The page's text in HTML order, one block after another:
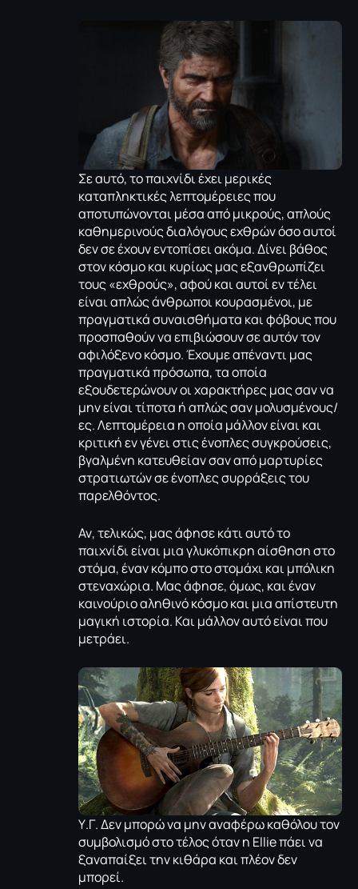
Σε αυτό, το παιχνίδι έχει μερικές
καταπληκτικές λεπτομέρειες που
αποτυπώνονται μέσα από μικρούς, απλούς
καθημερινούς διαλόγους εχθρών όσο αυτοί
δεν σε έχουν εντοπίσει ακόμα. Δίνει βάθος
στον κόσμο και κυρίως μας εξανθρωπίζει
τους «εχθρούς», αφού και αυτοί εν τέλει
είναι απλώς άνθρωποι κουρασμένοι, με
πραγματικά συναισθήματα και φόβους που
προσπαθούν να επιβιώσουν σε αυτόν τον
αφιλόξενο κόσμο. Έχουμε απέναντι μας
πραγματικά πρόσωπα, τα οποία
εξουδετερώνουν οι χαρακτήρες μας σαν να
μην είναι τίποτα ή απλώς σαν μολυσμένους/
ες. Λεπτομέρεια η οποία μάλλον είναι και
κριτική εν γένει στις ένοπλες συγκρούσεις,
βγαλμένη κατευθείαν σαν από μαρτυρίες
στρατιωτών σε ένοπλες συρράξεις του
παρελθόντος.
Αν, τελικώς, μας άφησε κάτι αυτό το
παιχνίδι είναι μια γλυκόπικρη αίσθηση στο
στόμα, έναν κόμπο στο στομάχι και μπόλικη
στεναχώρια. Μας άφησε, όμως, και έναν
καινούριο αληθινό κόσμο και μια απίστευτη
μαγική ιστορία. Και μάλλον αυτό είναι που
μετράει.
Υ.Γ. Δεν μπορώ να μην αναφέρω καθόλου τον
συμβολισμό στο τέλος όταν η Ellie πάει να
ξαναπαίξει την κιθάρα και πλέον δεν
μπορεί.